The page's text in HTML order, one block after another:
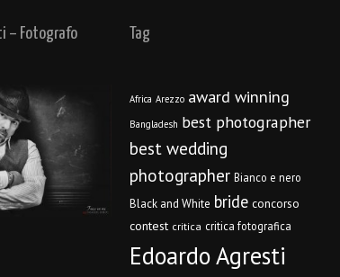
– Fotografo Tag
Africa Arezzo award winning
Bangladesh best photographer
best wedding
photographer Bianco e nero
Black and White bride concorso
contest critica critica fotografica
Edoardo Agresti